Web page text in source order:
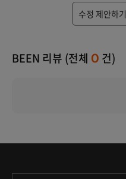
수정 제안하기
BEEN 리뷰 (전체 0 건)